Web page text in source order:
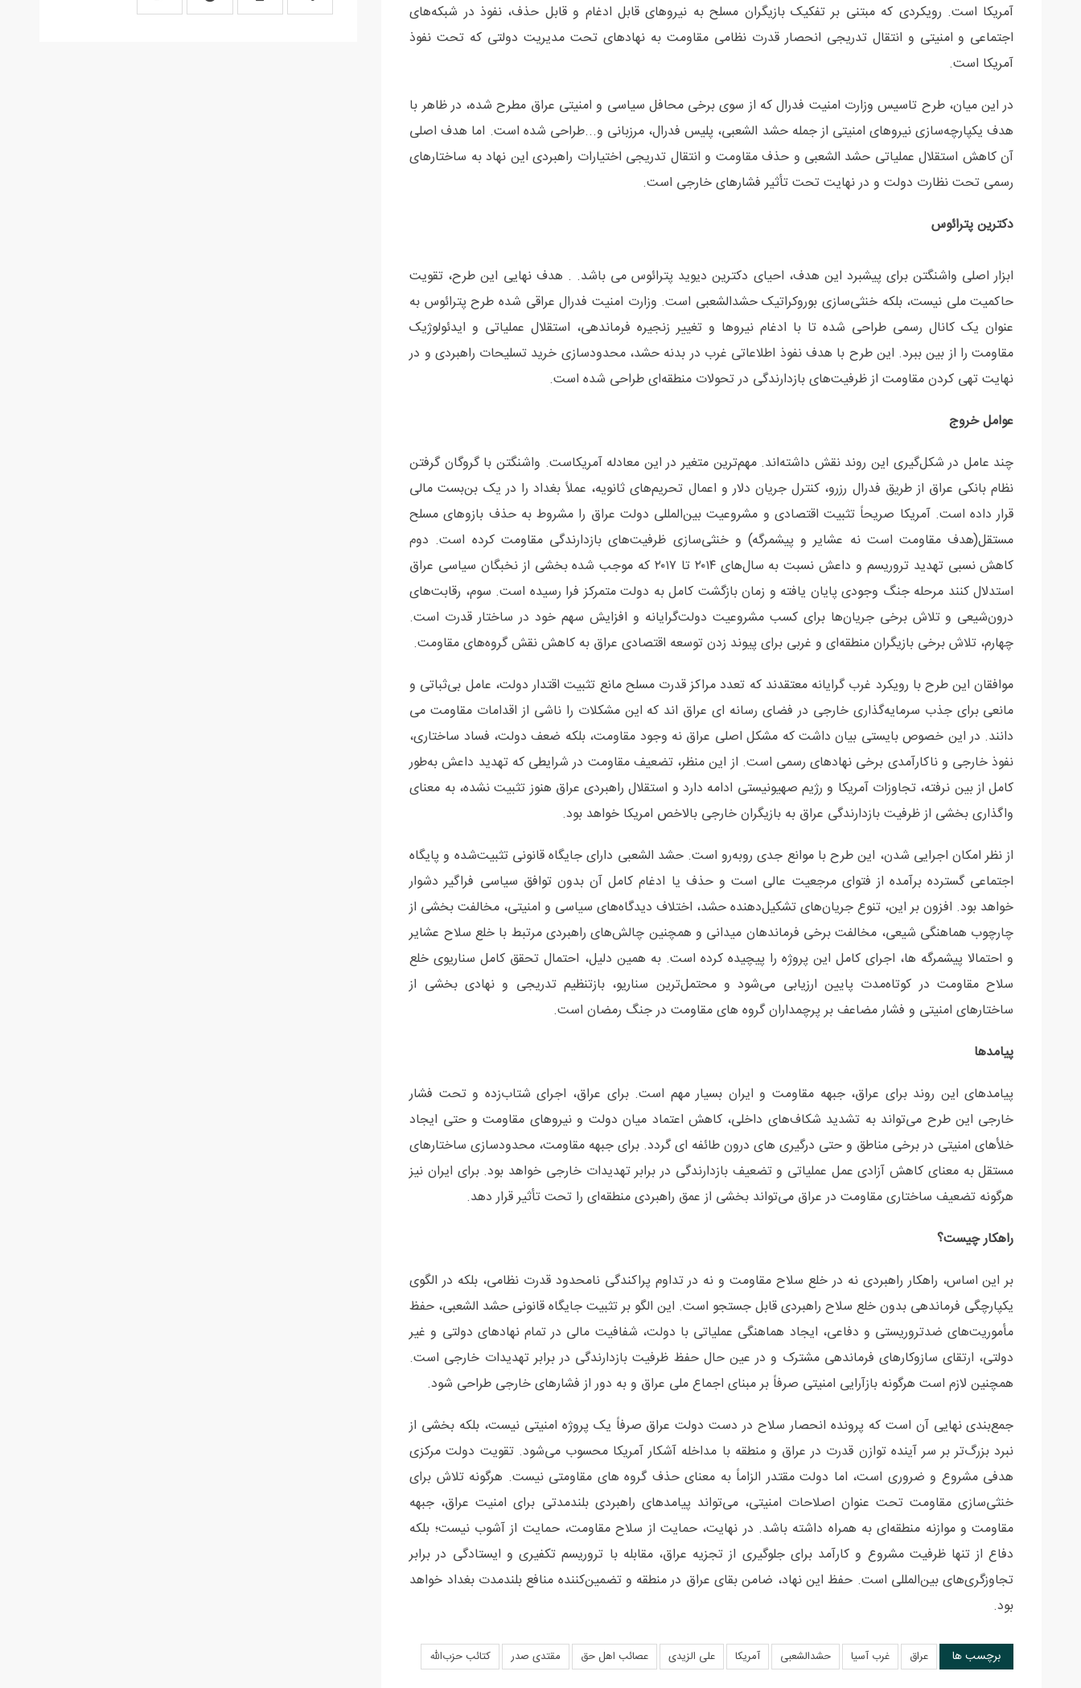
آمریکا است. رویکردی که مبتنی بر تفکیک بازیگران مسلح به نیروهای قابل ادغام و قابل حذف، نفوذ در شبکه‌های
اجتماعی و امنیتی و انتقال تدریجی انحصار قدرت نظامی مقاومت به نهادهای تحت مدیریت دولتی که تحت نفوذ
آمریکا است.
در این میان، طرح تاسیس وزارت امنیت فدرال که از سوی برخی محافل سیاسی و امنیتی عراق مطرح شده، در ظاهر با
هدف یکپارچه‌سازی نیروهای امنیتی از جمله حشد الشعبی، پلیس فدرال، مرزبانی و...طراحی شده است. اما هدف اصلی
آن کاهش استقلال عملیاتی حشد الشعبی و حذف مقاومت و انتقال تدریجی اختیارات راهبردی این نهاد به ساختارهای
رسمی تحت نظارت دولت و در نهایت تحت تأثیر فشارهای خارجی است.
دکترین پترائوس
ابزار اصلی واشنگتن برای پیشبرد این هدف، احیای دکترین دیوید پترائوس می باشد. . هدف نهایی این طرح، تقویت
حاکمیت ملی نیست، بلکه خنثی‌سازی بوروکراتیک حشدالشعبی است. وزارت امنیت فدرال عراقی شده طرح پترائوس به
عنوان یک کانال رسمی طراحی شده تا با ادغام نیروها و تغییر زنجیره فرماندهی، استقلال عملیاتی و ایدئولوژیک
مقاومت را از بین ببرد. این طرح با هدف نفوذ اطلاعاتی غرب در بدنه حشد، محدودسازی خرید تسلیحات راهبردی و در
نهایت تهی کردن مقاومت از ظرفیت‌های بازدارندگی در تحولات منطقه‌ای طراحی شده است.
عوامل خروج
چند عامل در شکل‌گیری این روند نقش داشته‌اند. مهم‌ترین متغیر در این معادله آمریکاست. واشنگتن با گروگان گرفتن
نظام بانکی عراق از طریق فدرال رزرو، کنترل جریان دلار و اعمال تحریم‌های ثانویه، عملاً بغداد را در یک بن‌بست مالی
قرار داده است. آمریکا صریحاً تثبیت اقتصادی و مشروعیت بین‌المللی دولت عراق را مشروط به حذف بازوهای مسلح
مستقل(هدف مقاومت است نه عشایر و پیشمرگه) و خنثی‌سازی ظرفیت‌های بازدارندگی مقاومت کرده است. دوم
کاهش نسبی تهدید تروریسم و داعش نسبت به سال‌های ۲۰۱۴ تا ۲۰۱۷ که موجب شده بخشی از نخبگان سیاسی عراق
استدلال کنند مرحله جنگ وجودی پایان یافته و زمان بازگشت کامل به دولت متمرکز فرا رسیده است. سوم، رقابت‌های
درون‌شیعی و تلاش برخی جریان‌ها برای کسب مشروعیت دولت‌گرایانه و افزایش سهم خود در ساختار قدرت است.
چهارم، تلاش برخی بازیگران منطقه‌ای و غربی برای پیوند زدن توسعه اقتصادی عراق به کاهش نقش گروه‌های مقاومت.
موافقان این طرح با رویکرد غرب گرایانه معتقدند که تعدد مراکز قدرت مسلح مانع تثبیت اقتدار دولت، عامل بی‌ثباتی و
مانعی برای جذب سرمایه‌گذاری خارجی در فضای رسانه ای عراق اند که این مشکلات را ناشی از اقدامات مقاومت می
دانند. در این خصوص بایستی بیان داشت که مشکل اصلی عراق نه وجود مقاومت، بلکه ضعف دولت، فساد ساختاری،
نفوذ خارجی و ناکارآمدی برخی نهادهای رسمی است. از این منظر، تضعیف مقاومت در شرایطی که تهدید داعش به‌طور
کامل از بین نرفته، تجاوزات آمریکا و رژیم صهیونیستی ادامه دارد و استقلال راهبردی عراق هنوز تثبیت نشده، به معنای
واگذاری بخشی از ظرفیت بازدارندگی عراق به بازیگران خارجی بالاخص امریکا خواهد بود.
از نظر امکان اجرایی شدن، این طرح با موانع جدی روبه‌رو است. حشد الشعبی دارای جایگاه قانونی تثبیت‌شده و پایگاه
اجتماعی گسترده برآمده از فتوای مرجعیت عالی است و حذف یا ادغام کامل آن بدون توافق سیاسی فراگیر دشوار
خواهد بود. افزون بر این، تنوع جریان‌های تشکیل‌دهنده حشد، اختلاف دیدگاه‌های سیاسی و امنیتی، مخالفت بخشی از
چارچوب هماهنگی شیعی، مخالفت برخی فرماندهان میدانی و همچنین چالش‌های راهبردی مرتبط با خلع سلاح عشایر
و احتمالا پیشمرگه ها، اجرای کامل این پروژه را پیچیده کرده است. به همین دلیل، احتمال تحقق کامل سناریوی خلع
سلاح مقاومت در کوتاه‌مدت پایین ارزیابی می‌شود و محتمل‌ترین سناریو، بازتنظیم تدریجی و نهادی بخشی از
ساختارهای امنیتی و فشار مضاعف بر پرچمداران گروه های مقاومت در جنگ رمضان است.
پیامدها
پیامدهای این روند برای عراق، جبهه مقاومت و ایران بسیار مهم است. برای عراق، اجرای شتاب‌زده و تحت فشار
خارجی این طرح می‌تواند به تشدید شکاف‌های داخلی، کاهش اعتماد میان دولت و نیروهای مقاومت و حتی ایجاد
خلأهای امنیتی در برخی مناطق و حتی درگیری های درون طائفه ای گردد. برای جبهه مقاومت، محدودسازی ساختارهای
مستقل به معنای کاهش آزادی عمل عملیاتی و تضعیف بازدارندگی در برابر تهدیدات خارجی خواهد بود. برای ایران نیز
هرگونه تضعیف ساختاری مقاومت در عراق می‌تواند بخشی از عمق راهبردی منطقه‌ای را تحت تأثیر قرار دهد.
راهکار چیست؟
بر این اساس، راهکار راهبردی نه در خلع سلاح مقاومت و نه در تداوم پراکندگی نامحدود قدرت نظامی، بلکه در الگوی
یکپارچگی فرماندهی بدون خلع سلاح راهبردی قابل جستجو است. این الگو بر تثبیت جایگاه قانونی حشد الشعبی، حفظ
مأموریت‌های ضدتروریستی و دفاعی، ایجاد هماهنگی عملیاتی با دولت، شفافیت مالی در تمام نهادهای دولتی و غیر
دولتی، ارتقای سازوکارهای فرماندهی مشترک و در عین حال حفظ ظرفیت بازدارندگی در برابر تهدیدات خارجی است.
همچنین لازم است هرگونه بازآرایی امنیتی صرفاً بر مبنای اجماع ملی عراق و به دور از فشارهای خارجی طراحی شود.
جمع‌بندی نهایی آن است که پرونده انحصار سلاح در دست دولت عراق صرفاً یک پروژه امنیتی نیست، بلکه بخشی از
نبرد بزرگ‌تر بر سر آینده توازن قدرت در عراق و منطقه با مداخله آشکار آمریکا محسوب می‌شود. تقویت دولت مرکزی
هدفی مشروع و ضروری است، اما دولت مقتدر الزاماً به معنای حذف گروه های مقاومتی نیست. هرگونه تلاش برای
خنثی‌سازی مقاومت تحت عنوان اصلاحات امنیتی، می‌تواند پیامدهای راهبردی بلندمدتی برای امنیت عراق، جبهه
مقاومت و موازنه منطقه‌ای به همراه داشته باشد. در نهایت، حمایت از سلاح مقاومت، حمایت از آشوب نیست؛ بلکه
دفاع از تنها ظرفیت مشروع و کارآمد برای جلوگیری از تجزیه عراق، مقابله با تروریسم تکفیری و ایستادگی در برابر
تجاوزگری‌های بین‌المللی است. حفظ این نهاد، ضامن بقای عراق در منطقه و تضمین‌کننده منافع بلندمدت بغداد خواهد
بود.
برچسب ها عراق غرب آسیا حشدالشعبی آمریکا علی الزیدی عصائب اهل حق مقتدی صدر کتائب حزب‌الله